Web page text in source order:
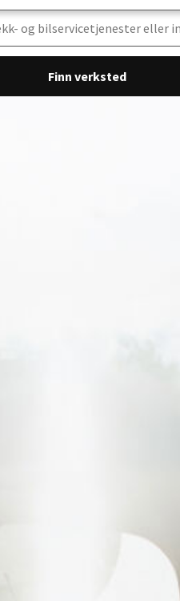
Finn verksted